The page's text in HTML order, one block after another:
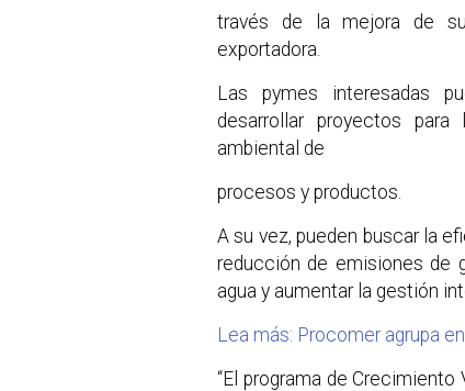
través de la mejora de
exportadora.
Las pymes interesadas
desarrollar proyectos
ambiental de
procesos y productos.
A su vez, pueden buscar la
reducción de emisiones de
agua y aumentar la gestión
Lea más: Procomer agrupa
“El programa de